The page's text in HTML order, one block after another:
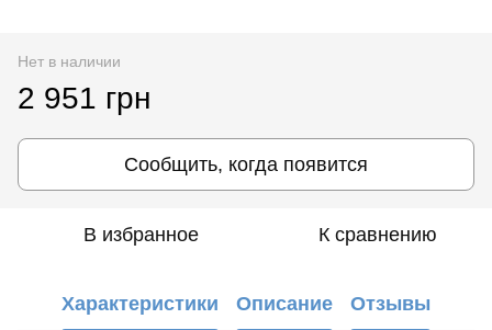
Нет в наличии
2 951 грн
Сообщить, когда появится
В избранное К сравнению
Характеристики Описание Отзывы